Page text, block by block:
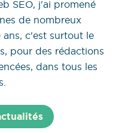
SEO, j'ai promené
de nombreux
c'est surtout le
pour des rédactions
dans tous les